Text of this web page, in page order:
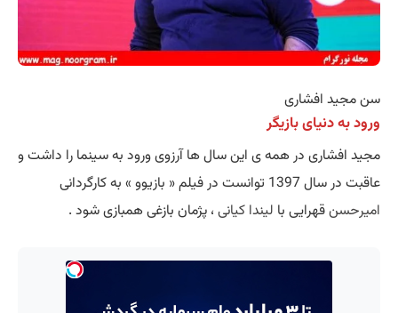
سن مجید افشاری
ورود به دنیای بازیگر
مجید افشاری در همه ی این سال ها آرزوی ورود به سینما را داشت و
عاقبت در سال 1397 توانست در فیلم « بازیوو » به کارگردانی
امیرحسنقهرایی با لیندا کیانی ، پژمان بازغی همبازی شود .